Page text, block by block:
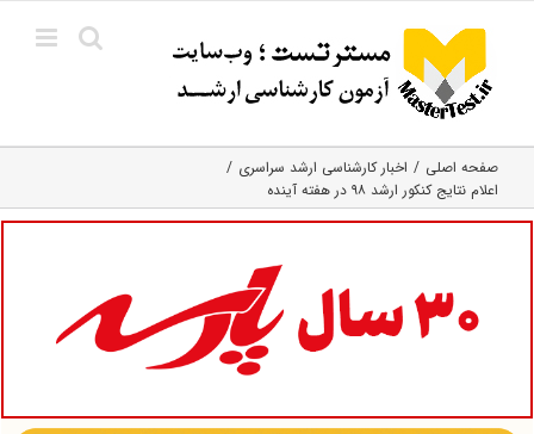
content
صفحه اصلی
اخبار کارشناسی ارشد سراسری
اعلام نتایج کنکور ارشد ۹۸ در هفته آینده